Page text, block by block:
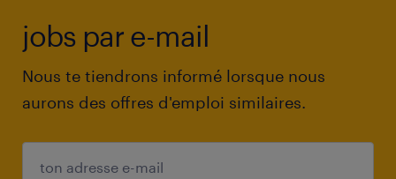
dès à présent!!
jobs par e-mail
Nous te tiendrons informé lorsque nous
aurons des offres d'emploi similaires.